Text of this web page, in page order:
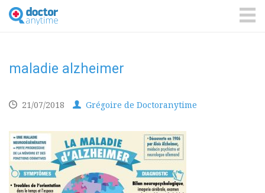
DoctorAnyTime
You
are
maladie alzheimer
21/07/2018 Grégoire de Doctoranytime